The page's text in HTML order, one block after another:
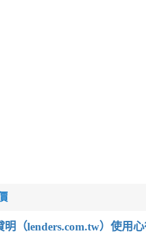
明（lenders.com.tw）使用